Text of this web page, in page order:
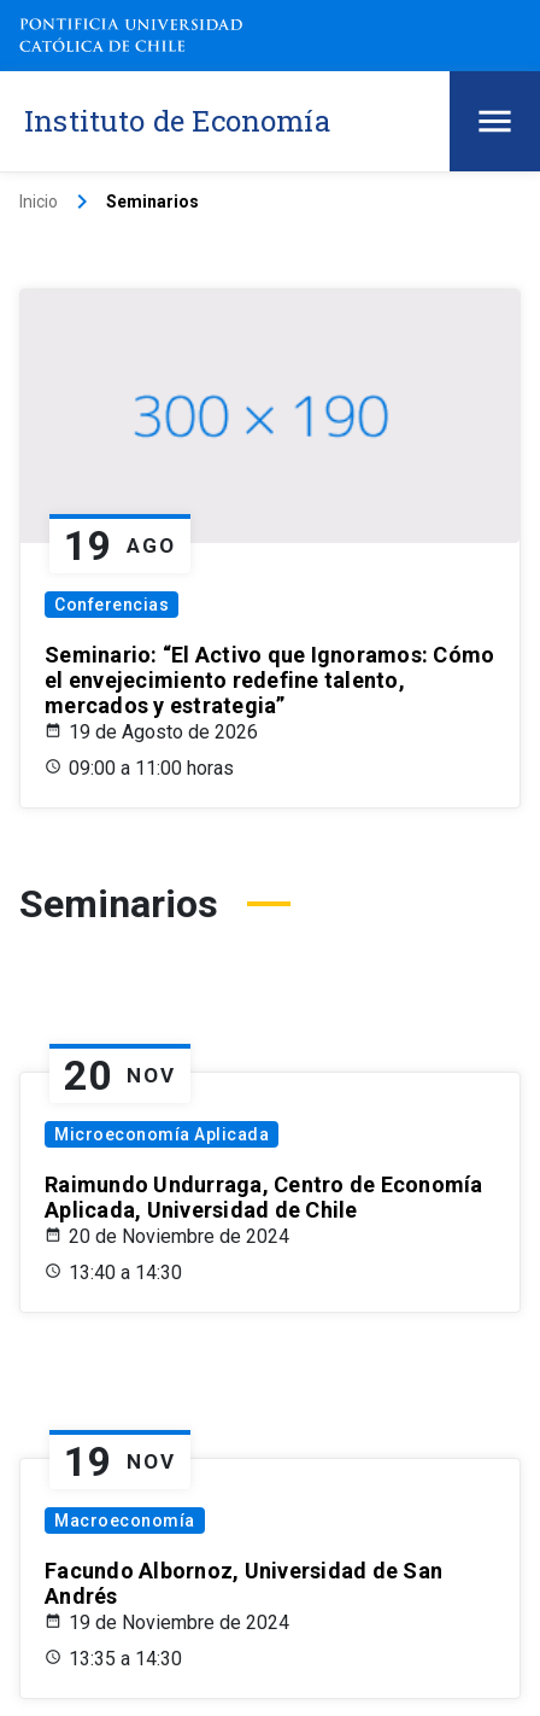
Instituto de Economía
Inicio keyboard_arrow_right Seminarios
19 AGO
Conferencias
Seminario: “El Activo que Ignoramos: Cómo
el envejecimiento redefine talento,
mercados y estrategia”
19 de Agosto de 2026
09:00 a 11:00 horas
Seminarios
20 NOV
Microeconomía Aplicada
Raimundo Undurraga, Centro de Economía
Aplicada, Universidad de Chile
20 de Noviembre de 2024
13:40 a 14:30
19 NOV
Macroeconomía
Facundo Albornoz, Universidad de San
Andrés
19 de Noviembre de 2024
13:35 a 14:30